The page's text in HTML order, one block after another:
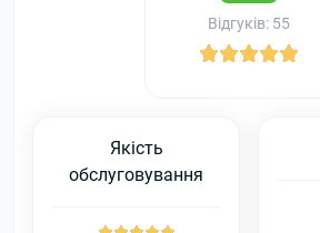
Відгуків: 55
Якість
обслуговування